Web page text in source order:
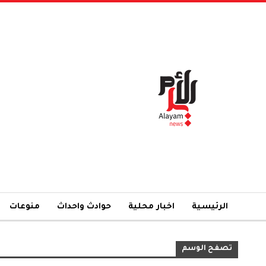
الرئيسية اخبار محلية حوادث واحداث منوعات
تصفح الوسم